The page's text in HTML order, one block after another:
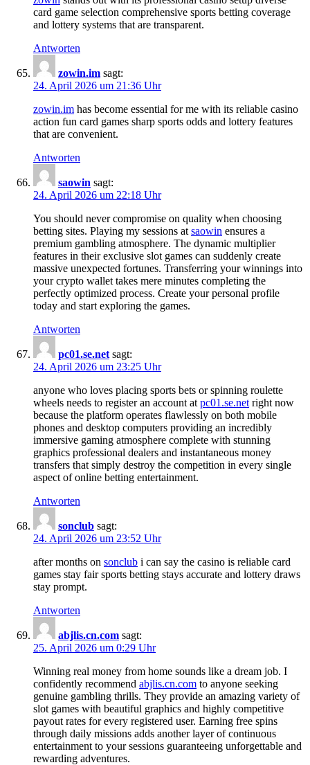
card game selection comprehensive sports betting coverage
and lottery systems that are transparent.
Antworten
zo​win.​i​m sagt:
24. April 2026 um 21:36 Uhr
z​ow​i​n.i​m has become essential for me with its reliable casino
action fun card games sharp sports odds and lottery features
that are convenient.
Antworten
saowin sagt:
24. April 2026 um 22:18 Uhr
You should never compromise on quality when choosing
betting sites. Playing my sessions at s​a​owi​n ensures a
premium gambling atmosphere. The dynamic multiplier
features in their exclusive slot games can suddenly create
massive unexpected fortunes. Transferring your winnings into
your crypto wallet takes mere minutes completing the
perfectly optimized process. Create your personal profile
today and start exploring the games.
Antworten
p​c​0​1.​se.net sagt:
24. April 2026 um 23:25 Uhr
anyone who loves placing sports bets or spinning roulette
wheels needs to register an account at p​c0​1​.s​e​.​net right now
because the platform operates flawlessly on both mobile
phones and desktop computers providing an incredibly
immersive gaming atmosphere complete with stunning
graphics professional dealers and instantaneous money
transfers that simply destroy the competition in every single
aspect of online betting entertainment.
Antworten
son​c​l​ub sagt:
24. April 2026 um 23:52 Uhr
after months on so​n​cl​u​b i can say the casino is reliable card
games stay fair sports betting stays accurate and lottery draws
stay prompt.
Antworten
a​b​jl​is.cn​.​com sagt:
25. April 2026 um 0:29 Uhr
Winning real money from home sounds like a dream job. I
confidently recommend ab​j​l​i​s.​c​n​.​c​om to anyone seeking
genuine gambling thrills. They provide an amazing variety of
slot games with beautiful graphics and highly competitive
payout rates for every registered user. Earning free spins
through daily missions adds another layer of continuous
entertainment to your sessions guaranteeing unforgettable and
rewarding adventures.